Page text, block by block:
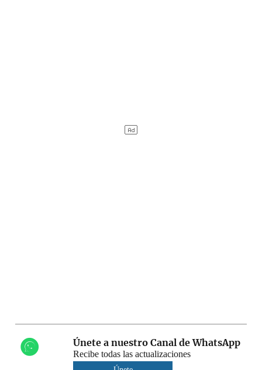
Únete a nuestro Canal de WhatsApp
Recibe todas las actualizaciones